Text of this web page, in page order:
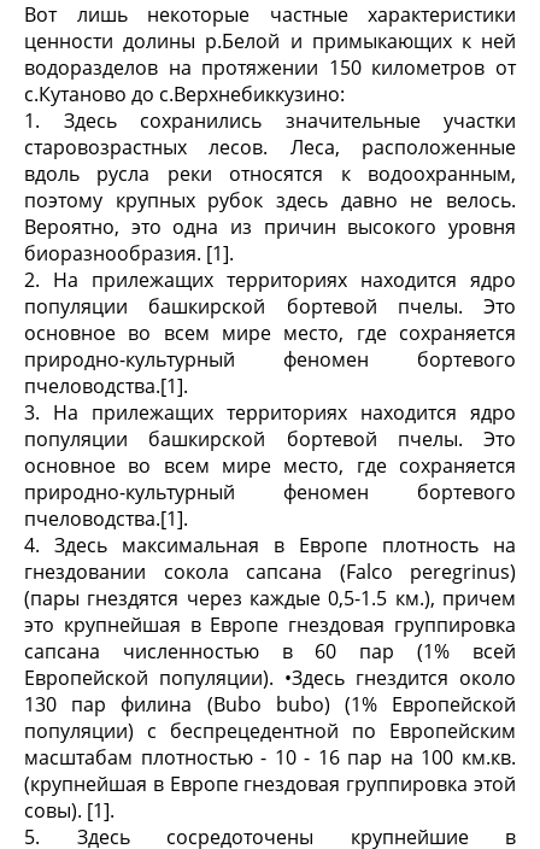
Вот лишь некоторые частные характеристики
ценности долины р.Белой и примыкающих к ней
водоразделов на протяжении 150 километров от
с.Кутаново до с.Верхнебиккузино:
1. Здесь сохранились значительные участки
старовозрастных лесов. Леса, расположенные
вдоль русла реки относятся к водоохранным,
поэтому крупных рубок здесь давно не велось.
Вероятно, это одна из причин высокого уровня
биоразнообразия. [1].
2. На прилежащих территориях находится ядро
популяции башкирской бортевой пчелы. Это
основное во всем мире место, где сохраняется
природно-культурный феномен бортевого
пчеловодства.[1].
3. На прилежащих территориях находится ядро
популяции башкирской бортевой пчелы. Это
основное во всем мире место, где сохраняется
природно-культурный феномен бортевого
пчеловодства.[1].
4. Здесь максимальная в Европе плотность на
гнездовании сокола сапсана (Falco peregrinus)
(пары гнездятся через каждые 0,5-1.5 км.), причем
это крупнейшая в Европе гнездовая группировка
сапсана численностью в 60 пар (1% всей
Европейской популяции). •Здесь гнездится около
130 пар филина (Bubo bubo) (1% Европейской
популяции) с беспрецедентной по Европейским
масштабам плотностью - 10 - 16 пар на 100 км.кв.
(крупнейшая в Европе гнездовая группировка этой
совы). [1].
5. Здесь сосредоточены крупнейшие в